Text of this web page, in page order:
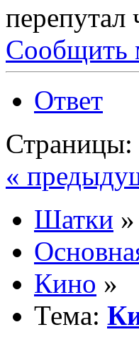
перепутал
Сообщить
Ответ
«
Шатки »
Кино »
Тема: